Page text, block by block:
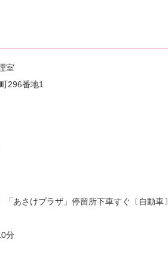
室
296番地1
あさけプラザ」停留所下車すぐ〔自動車〕
分